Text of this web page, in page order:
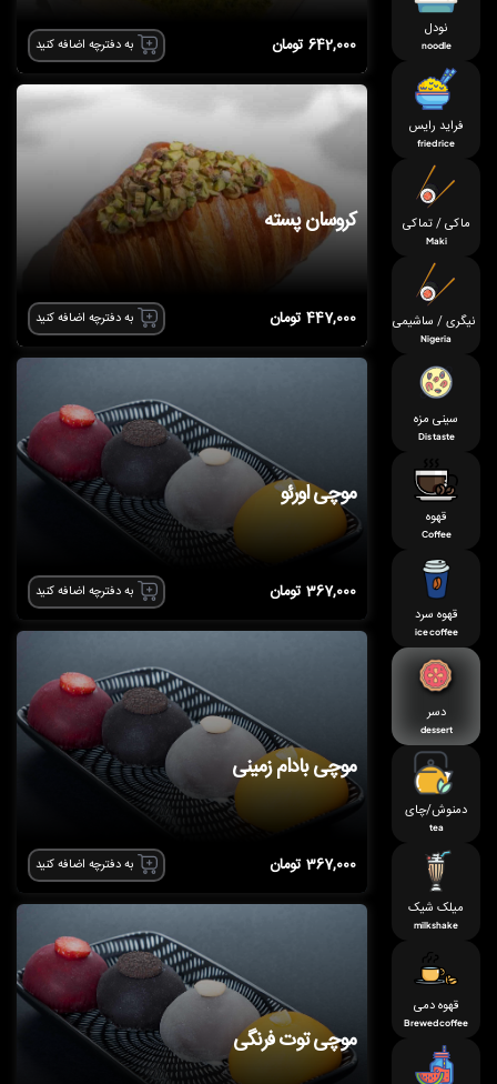
نودل
noodle
فراید رایس
fried rice
ماکی / تماکی
Maki
نیگری / ساشیمی
Nigeria
سینی مزه
Dis taste
قهوه
Coffee
قهوه سرد
ice coffee
دسر
dessert
دمنوش/چای
tea
میلک شیک
milkshake
قهوه دمی
Brewed coffee
642,000تومان به دفترچه اضافه کنید
کروسان پسته
447,000تومان به دفترچه اضافه کنید
موچی اورئو
367,000تومان به دفترچه اضافه کنید
موچی بادام زمینی
367,000تومان به دفترچه اضافه کنید
موچی توت فرنگی